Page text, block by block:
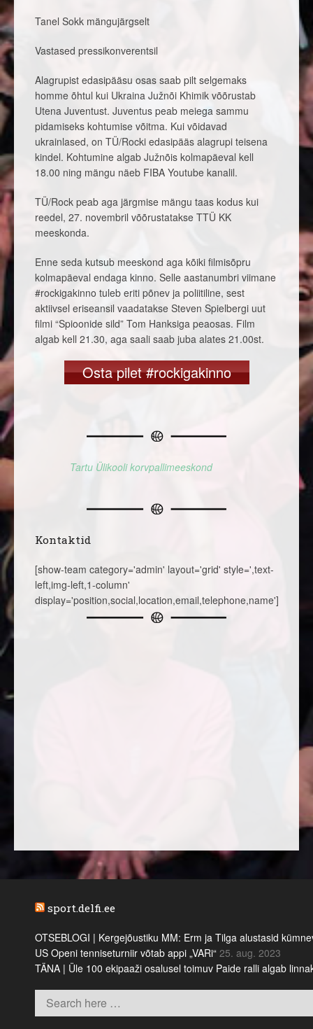
Tanel Sokk mängujärgselt
Vastased pressikonverentsil
Alagrupist edasipääsu osas saab pilt selgemaks
homme õhtul kui Ukraina Južnõi Khimik võõrustab
Utena Juventust. Juventus peab meiega sammu
pidamiseks kohtumise võitma. Kui võidavad
ukrainlased, on TÜ/Rocki edasipääs alagrupi teisena
kindel. Kohtumine algab Južnõis kolmapäeval kell
18.00 ning mängu näeb FIBA Youtube kanalil.
TÜ/Rock peab aga järgmise mängu taas kodus kui
reedel, 27. novembril võõrustatakse TTÜ KK
meeskonda.
Enne seda kutsub meeskond aga kõiki filmisõpru
kolmapäeval endaga kinno. Selle aastanumbri viimane
#rockigakinno tuleb eriti põnev ja poliitiline, sest
aktiivsel eriseansil vaadatakse Steven Spielbergi uut
filmi “Spioonide sild” Tom Hanksiga peaosas. Film
algab kell 21.30, aga saali saab juba alates 21.00st.
Osta pilet #rockigakinno
Tartu Ülikooli korvpallimeeskond
Kontaktid
[show-team category='admin' layout='grid' style=',text-
left,img-left,1-column'
display='position,social,location,email,telephone,name']
sport.delfi.ee
OTSEBLOGI | Kergejõustiku MM: Erm ja Tilga alustasid
US Openi tenniseturniir võtab appi „VARi“ 25. aug. 2023
TÄNA | Üle 100 ekipaaži osalusel toimuv Paide ralli algab